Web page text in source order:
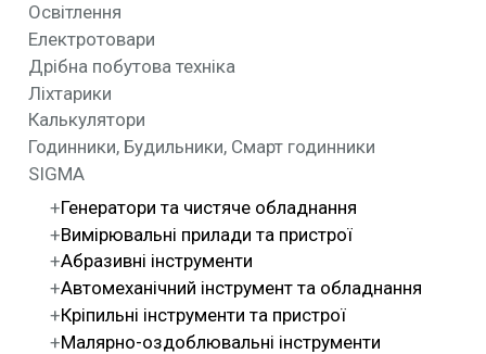
Освітлення
Електротовари
Дрібна побутова техніка
Ліхтарики
Калькулятори
Годинники, Будильники, Смарт годинники
SIGMA
Генератори та чистяче обладнання
Вимірювальні прилади та пристрої
Абразивні інструменти
Автомеханічний інструмент та обладнання
Кріпильні інструменти та пристрої
Малярно-оздоблювальні інструменти